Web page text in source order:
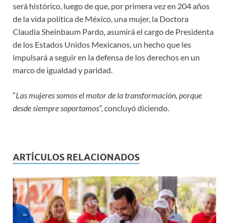
será histórico, luego de que, por primera vez en 204 años
de la vida política de México, una mujer, la Doctora
Claudia Sheinbaum Pardo, asumirá el cargo de Presidenta
de los Estados Unidos Mexicanos, un hecho que les
impulsará a seguir en la defensa de los derechos en un
marco de igualdad y paridad.
“Las mujeres somos el motor de la transformación, porque
desde siempre soportamos”, concluyó diciendo.
ARTÍCULOS RELACIONADOS